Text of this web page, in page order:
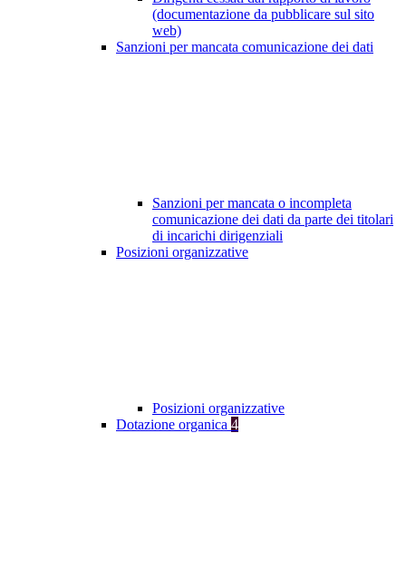
(documentazione da pubblicare sul sito
web)
Sanzioni per mancata comunicazione dei dati
Sanzioni per mancata o incompleta
comunicazione dei dati da parte dei titolari
di incarichi dirigenziali
Posizioni organizzative
Posizioni organizzative
Dotazione organica 4